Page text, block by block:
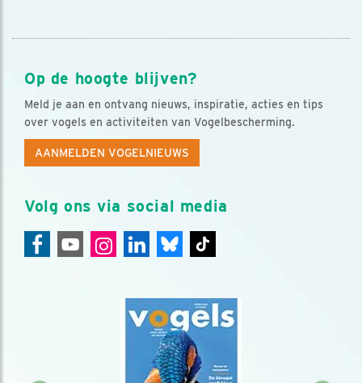
Op de hoogte blijven?
Meld je aan en ontvang nieuws, inspiratie, acties en tips
over vogels en activiteiten van Vogelbescherming.
AANMELDEN VOGELNIEUWS
Volg ons via social media